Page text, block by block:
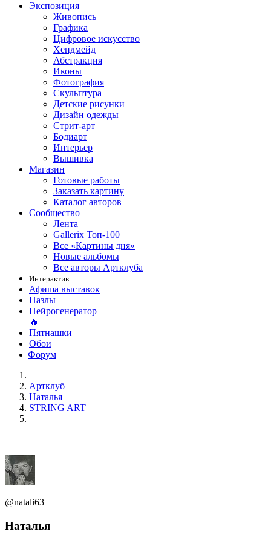
Экспозиция
Живопись
Графика
Цифровое искусство
Хендмейд
Абстракция
Иконы
Фотография
Скульптура
Детские рисунки
Дизайн одежды
Стрит-арт
Бодиарт
Интерьер
Вышивка
Магазин
Готовые работы
Заказать картину
Каталог авторов
Сообщество
Лента
Gallerix Топ-100
Все «Картины дня»
Новые альбомы
Все авторы Артклуба
Интерактив
Афиша выставок
Пазлы
Нейрогенератор
🔥
Пятнашки
Обои
Форум
Артклуб
Наталья
STRING ART
@natali63
Наталья